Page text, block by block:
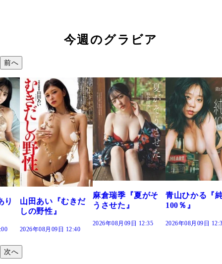
今週のグラビア
前へ
きだ
12:40
麻倉瑞季『夏がそ
うさせた』
青山ひかる『純度
100％』
2026年08月09日 12:30
溝端 葵『
つの、あお
で。』
2026年08月09
次へ